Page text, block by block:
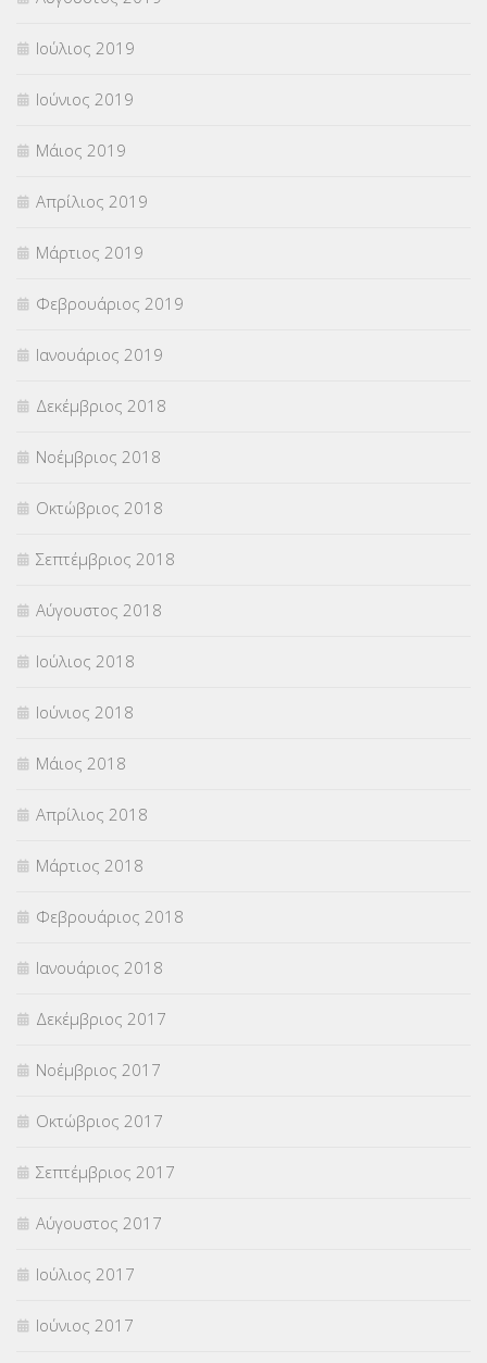
Ιούλιος 2019
Ιούνιος 2019
Μάιος 2019
Απρίλιος 2019
Μάρτιος 2019
Φεβρουάριος 2019
Ιανουάριος 2019
Δεκέμβριος 2018
Νοέμβριος 2018
Οκτώβριος 2018
Σεπτέμβριος 2018
Αύγουστος 2018
Ιούλιος 2018
Ιούνιος 2018
Μάιος 2018
Απρίλιος 2018
Μάρτιος 2018
Φεβρουάριος 2018
Ιανουάριος 2018
Δεκέμβριος 2017
Νοέμβριος 2017
Οκτώβριος 2017
Σεπτέμβριος 2017
Αύγουστος 2017
Ιούλιος 2017
Ιούνιος 2017